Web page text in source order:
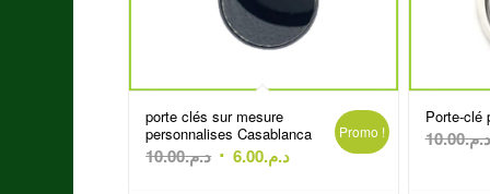
porte clés sur mesure
personnalises Casablanca
د.م.10.00
Le
د.م.6.00
Le
Promo !
Porte-clé
د.م.10.00